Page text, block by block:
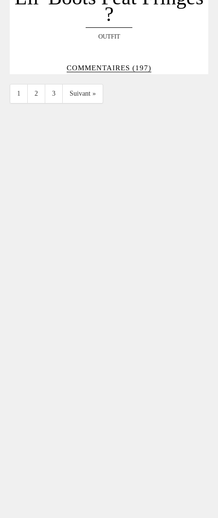
?
OUTFIT
COMMENTAIRES (197)
1 2 3 Suivant »